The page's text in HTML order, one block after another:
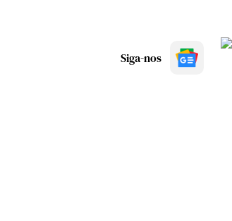
Siga-nos